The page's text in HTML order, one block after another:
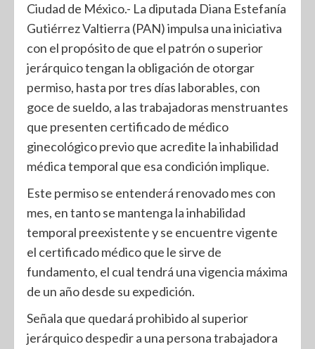
Ciudad de México.- La diputada Diana Estefanía
Gutiérrez Valtierra (PAN) impulsa una iniciativa
con el propósito de que el patrón o superior
jerárquico tengan la obligación de otorgar
permiso, hasta por tres días laborables, con
goce de sueldo, a las trabajadoras menstruantes
que presenten certificado de médico
ginecológico previo que acredite la inhabilidad
médica temporal que esa condición implique.
Este permiso se entenderá renovado mes con
mes, en tanto se mantenga la inhabilidad
temporal preexistente y se encuentre vigente
el certificado médico que le sirve de
fundamento, el cual tendrá una vigencia máxima
de un año desde su expedición.
Señala que quedará prohibido al superior
jerárquico despedir a una persona trabajadora